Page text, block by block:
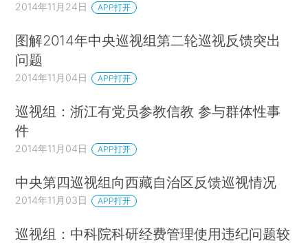
2014年11月24日 APP打开
图解2014年中央巡视组第二轮巡视反馈突出
问题
2014年11月04日 APP打开
巡视组：浙江有党员参教信教 参与群体性事
件
2014年11月04日 APP打开
中央第四巡视组向西藏自治区反馈巡视情况
2014年11月03日 APP打开
巡视组：中科院科研经费管理使用违纪问题较